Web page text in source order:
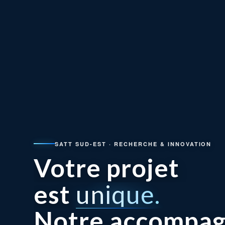
SATT SUD-EST · RECHERCHE & INNOVATION
Votre projet
est unique.